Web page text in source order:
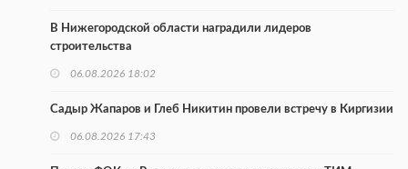
В Нижегородской области наградили лидеров
строительства
06.08.2026 18:02
Садыр Жапаров и Глеб Никитин провели встречу в Киргизии
06.08.2026 17:43